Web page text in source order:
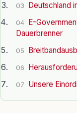
03 Deutschland
04 E-
Dauerbrenner
05
06
07 Unsere